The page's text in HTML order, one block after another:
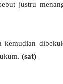
justru
kemudian
(sat)